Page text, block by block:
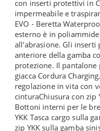
con inserti protettivi in
impermeabile e
EVO - Beretta
esterno è in
all'abrasione. Gli
anteriore della gamba
protezione. Il pantalone
giacca Cordura
regolazione in vita con
cinturaChiusura con zip
Bottoni interni per le
YKK Tasca cargo sulla
zip YKK sulla gamba